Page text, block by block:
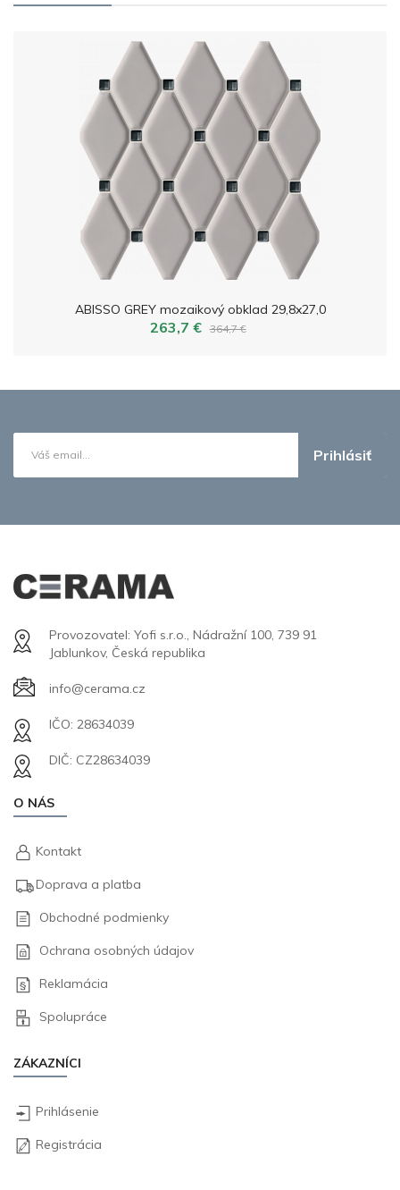
ABISSO GREY mozaikový obklad 29,8x27,0
263,7 € 364,7 €
Prihlásiť
Provozovatel: Yofi s.r.o., Nádražní 100, 739 91
Jablunkov, Česká republika
info@cerama.cz
IČO: 28634039
DIČ: CZ28634039
O NÁS
Kontakt
Doprava a platba
Obchodné podmienky
Ochrana osobných údajov
Reklamácia
Spolupráce
ZÁKAZNÍCI
Prihlásenie
Registrácia